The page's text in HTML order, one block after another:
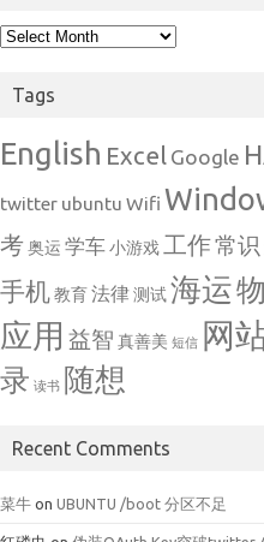
Archives
Tags
English Excel Google
twitter ubuntu Wifi
考奥运 学车小游戏 工作常识
手机 教育法律测试海运
应用 益智 真善美 短信 网
录 读书 随想
Recent Comments
菜牛 on UBUNTU /boot 分区不足